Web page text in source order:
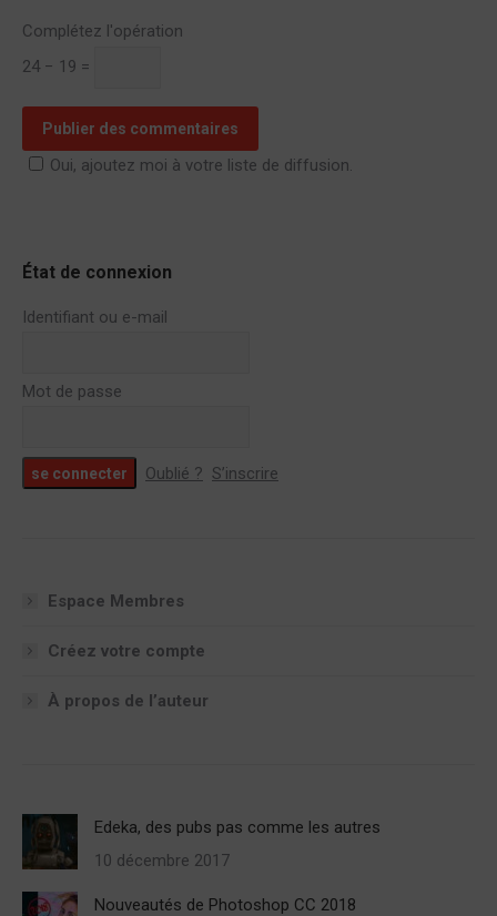
Complétez l'opération
24 − 19 =
Publier des commentaires
Oui, ajoutez moi à votre liste de diffusion.
État de connexion
Identifiant ou e-mail
Mot de passe
Oublié ? S’inscrire
Espace Membres
Créez votre compte
À propos de l’auteur
Edeka, des pubs pas comme les autres
10 décembre 2017
Nouveautés de Photoshop CC 2018